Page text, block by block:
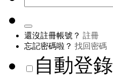
還沒註冊帳號？ 註冊
忘記密碼啦？ 找回密碼
自動登錄